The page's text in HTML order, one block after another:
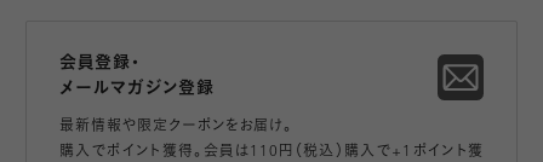
会員登録・
メールマガジン登録
最新情報や限定クーポンをお届け。
購入でポイント獲得。会員は110円（税込）購入で+1ポイント獲